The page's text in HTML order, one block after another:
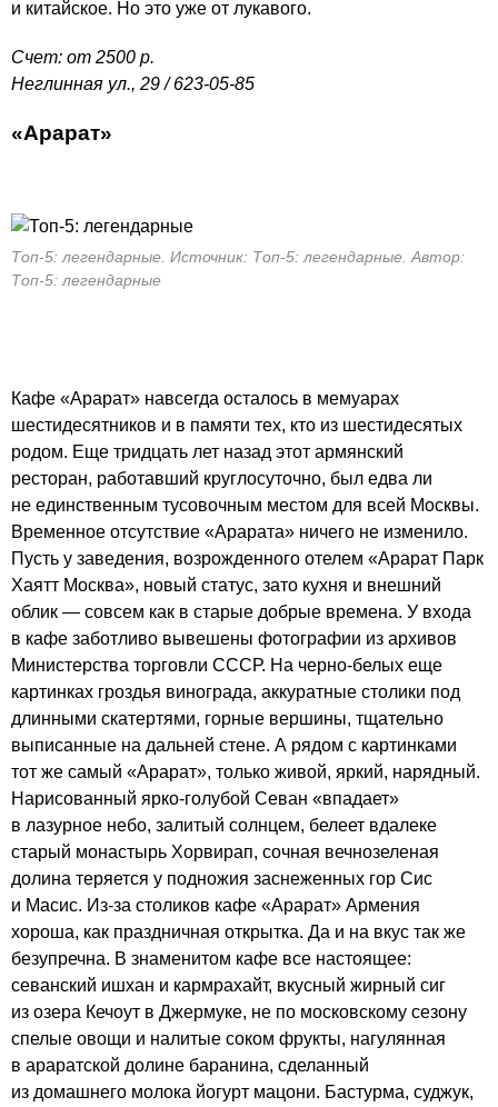
и китайское. Но это уже от лукавого.
Счет: от 2500 р.
Неглинная ул., 29 /623-05-85
«Арарат»
Топ-5: легендарные. Источник: Топ-5: легендарные. Автор:
Топ-5: легендарные
Кафе «Арарат» навсегда осталось в мемуарах
шестидесятников и в памяти тех, кто из шестидесятых
родом. Еще тридцать лет назад этот армянский
ресторан, работавший круглосуточно, был едва ли
не единственным тусовочным местом для всей Москвы.
Временное отсутствие «Арарата» ничего не изменило.
Пусть у заведения, возрожденного отелем «Арарат Парк
Хаятт Москва», новый статус, зато кухня и внешний
облик — совсем как в старые добрые времена. У входа
в кафе заботливо вывешены фотографии из архивов
Министерства торговли СССР. На черно-белых еще
картинках гроздья винограда, аккуратные столики под
длинными скатертями, горные вершины, тщательно
выписанные на дальней стене. А рядом с картинками
тот же самый «Арарат», только живой, яркий, нарядный.
Нарисованный ярко-голубой Севан «впадает»
в лазурное небо, залитый солнцем, белеет вдалеке
старый монастырь Хорвирап, сочная вечнозеленая
долина теряется у подножия заснеженных гор Сис
и Масис. Из-за столиков кафе «Арарат» Армения
хороша, как праздничная открытка. Да и на вкус так же
безупречна. В знаменитом кафе все настоящее:
севанский ишхан и кармрахайт, вкусный жирный сиг
из озера Кечоут в Джермуке, не по московскому сезону
спелые овощи и налитые соком фрукты, нагулянная
в араратской долине баранина, сделанный
из домашнего молока йогурт мацони. Бастурма, суджук,